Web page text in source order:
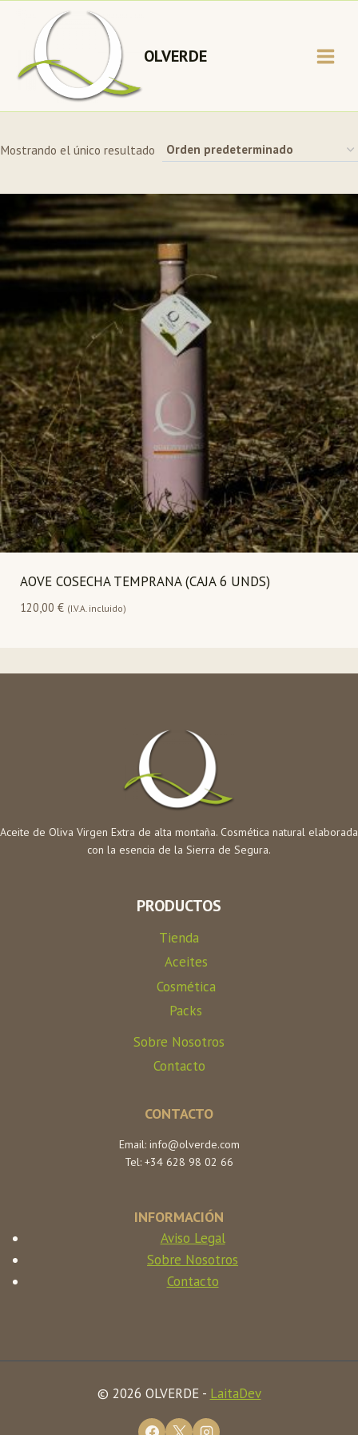
contenido
OLVERDE
Mostrando el único resultado
AOVE COSECHA TEMPRANA (CAJA 6 UNDS)
120,00 € (I.V.A. incluido)
Aceite de Oliva Virgen Extra de alta montaña. Cosmética natural elaborada
con la esencia de la Sierra de Segura.
PRODUCTOS
Tienda
Aceites
Cosmética
Packs
Sobre Nosotros
Contacto
CONTACTO
Email: info@olverde.com
Tel: +34 628 98 02 66
INFORMACIÓN
Aviso Legal
Sobre Nosotros
Contacto
© 2026 OLVERDE - LaitaDev